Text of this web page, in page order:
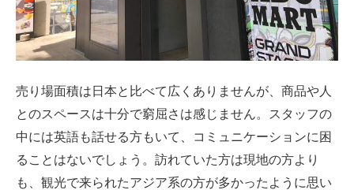
売り場面積は日本と比べて広くありませんが、商品や人
とのスペースは十分で窮屈さは感じません。スタッフの
中には英語も話せる方もいて、コミュニケーションに困
ることはないでしょう。訪れていた方は現地の方より
も、観光で来られたアジア系の方が多かったように思い